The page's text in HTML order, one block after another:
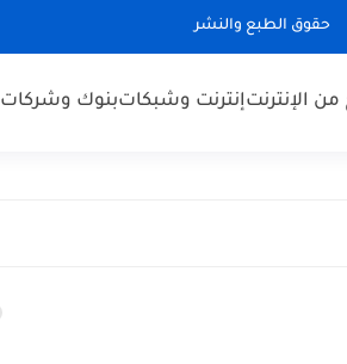
حقوق الطبع والنشر
من الإنترنتإنترنت وشبكاتبنوك وشركات